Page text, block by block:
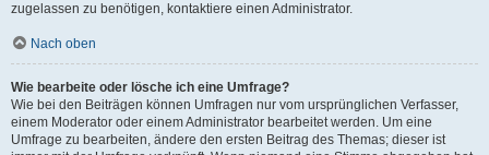
zugelassen zu benötigen, kontaktiere einen Administrator.
Nach oben
Wie bearbeite oder lösche ich eine Umfrage?
Wie bei den Beiträgen können Umfragen nur vom ursprünglichen Verfasser,
einem Moderator oder einem Administrator bearbeitet werden. Um eine
Umfrage zu bearbeiten, ändere den ersten Beitrag des Themas; dieser ist